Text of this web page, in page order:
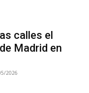
calles el
Madrid en
2026